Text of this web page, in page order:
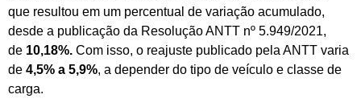
que resultou em um percentual de variação acumulado,
desde a publicação da Resolução ANTT nº 5.949/2021,
de 10,18%. Com isso, o reajuste publicado pela ANTT varia
de 4,5% a 5,9%, a depender do tipo de veículo e classe de
carga.